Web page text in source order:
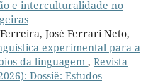
e interculturalidade no
José Ferrari Neto,
experimental para a
da linguagem , Revista
Dossiê: Estudos